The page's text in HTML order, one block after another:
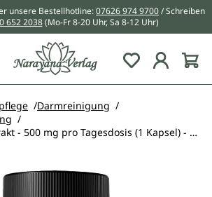
unsere Bestellhotline:07626 974 9700/ Schreiben
652 2038 (Mo-Fr 8-20 Uhr, Sa 8-12 Uhr)
Du hast 0
Darmreinigung
Grapefruitkernextrakt - 500 mg pro Tagesdosis (1 Kapsel) - 120 Kapseln - von Unimedica